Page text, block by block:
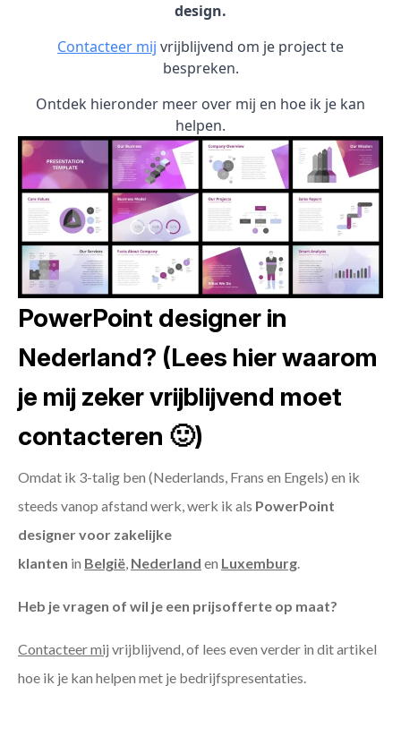
design.
Contacteer mij vrijblijvend om je project te
bespreken.
Ontdek hieronder meer over mij en hoe ik je kan
helpen.
PowerPoint designer in
Nederland? (Lees hier waarom
je mij zeker vrijblijvend moet
contacteren 🙂)
Omdat ik 3-talig ben (Nederlands, Frans en Engels) en ik
steeds vanop afstand werk, werk ik als PowerPoint
designer voor zakelijke
klanten in België, Nederland en Luxemburg.
Heb je vragen of wil je een prijsofferte op maat?
Contacteer mij vrijblijvend, of lees even verder in dit artikel
hoe ik je kan helpen met je bedrijfspresentaties.